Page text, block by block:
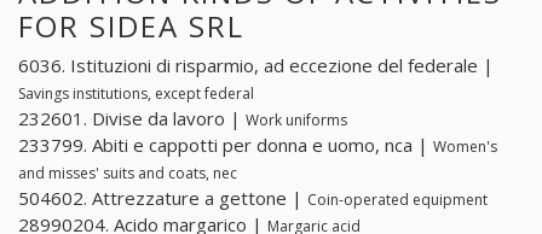
FOR SIDEA SRL
6036. Istituzioni di risparmio, ad eccezione del federale |
Savings institutions, except federal
232601. Divise da lavoro | Work uniforms
233799. Abiti e cappotti per donna e uomo, nca | Women's
and misses' suits and coats, nec
504602. Attrezzature a gettone | Coin-operated equipment
28990204. Acido margarico | Margaric acid